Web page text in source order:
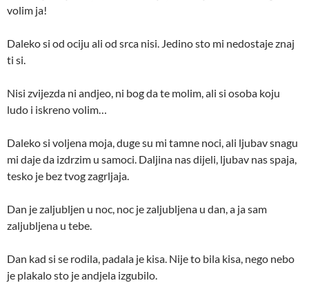
volim ja!
Daleko si od ociju ali od srca nisi. Jedino sto mi nedostaje znaj
ti si.
Nisi zvijezda ni andjeo, ni bog da te molim, ali si osoba koju
ludo i iskreno volim…
Daleko si voljena moja, duge su mi tamne noci, ali ljubav snagu
mi daje da izdrzim u samoci. Daljina nas dijeli, ljubav nas spaja,
tesko je bez tvog zagrljaja.
Dan je zaljubljen u noc, noc je zaljubljena u dan, a ja sam
zaljubljena u tebe.
Dan kad si se rodila, padala je kisa. Nije to bila kisa, nego nebo
je plakalo sto je andjela izgubilo.